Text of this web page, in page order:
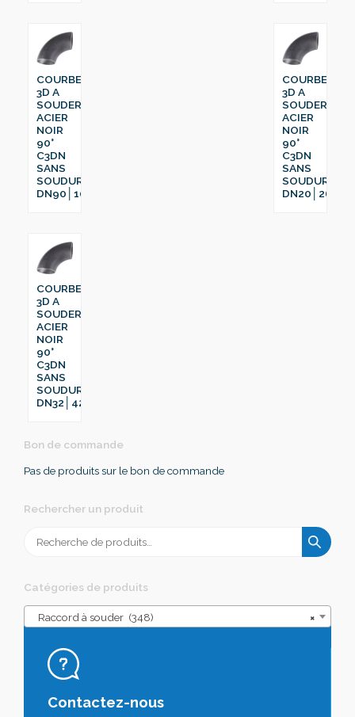
COURBE
3D A
SOUDER
ACIER
NOIR
90°
C3DN
SANS
SOUDURE
DN90│108
COURBE
3D A
SOUDER
ACIER
NOIR
90°
C3DN
SANS
SOUDURE
DN20│26.9
COURBE
3D A
SOUDER
ACIER
NOIR
90°
C3DN
SANS
SOUDURE
DN32│42.4
Bon de commande
Pas de produits sur le bon de commande
Rechercher un produit
pour :
Catégories de produits
×
Raccord à souder (348)
Contactez-nous